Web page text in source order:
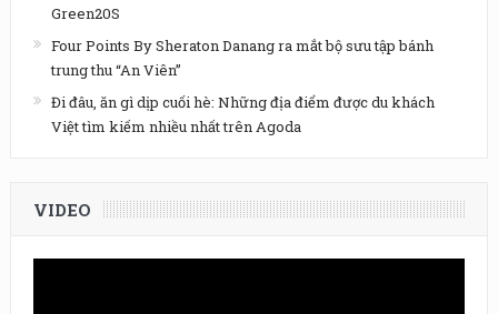
Green20S
Four Points By Sheraton Danang ra mắt bộ sưu tập bánh
trung thu “An Viên”
Đi đâu, ăn gì dịp cuối hè: Những địa điểm được du khách
Việt tìm kiếm nhiều nhất trên Agoda
VIDEO